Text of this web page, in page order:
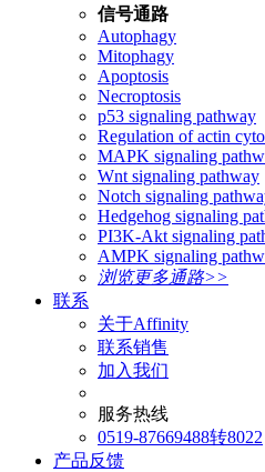
信号通路
Autophagy
Mitophagy
Apoptosis
Necroptosis
p53 signaling pathway
Regulation of actin
MAPK signaling
Wnt signaling pathway
Notch signaling
Hedgehog signaling
PI3K-Akt signaling
AMPK signaling
浏览更多通路>>
联系
关于Affinity
联系销售
加入我们
服务热线
0519-87669488转8022
产品反馈